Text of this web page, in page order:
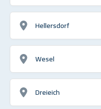
Hellersdorf
Wesel
Dreieich